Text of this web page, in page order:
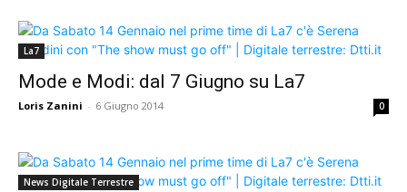
La7
Mode e Modi: dal 7 Giugno su La7
Loris Zanini - 6 Giugno 2014 0
News Digitale Terrestre